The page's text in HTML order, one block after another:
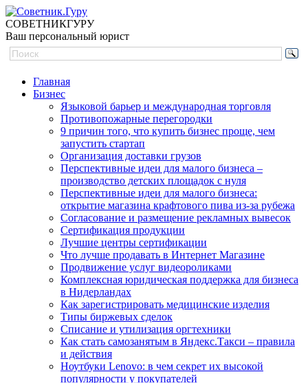
СОВЕТНИКГУРУ
Ваш персональный юрист
Главная
Бизнес
Языковой барьер и международная торговля
Противопожарные перегородки
9 причин того, что купить бизнес проще, чем
запустить стартап
Организация доставки грузов
Перспективные идеи для малого бизнеса –
производство детских площадок с нуля
Перспективные идеи для малого бизнеса:
открытие магазина крафтового пива из-за рубежа
Согласование и размещение рекламных вывесок
Сертификация продукции
Лучшие центры сертификации
Что лучше продавать в Интернет Магазине
Продвижение услуг видеороликами
Комплексная юридическая поддержка для бизнеса
в Нидерландах
Как зарегистрировать медицинские изделия
Типы биржевых сделок
Списание и утилизация оргтехники
Как стать самозанятым в Яндекс.Такси – правила
и действия
Ноутбуки Lenovo: в чем секрет их высокой
популярности у покупателей